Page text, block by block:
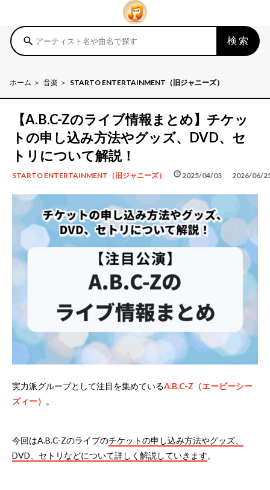
search 検索
ホーム 音楽 STARTO ENTERTAINMENT（旧ジャニーズ）
【A.B.C-Zのライブ情報まとめ】チケッ
トの申し込み方法やグッズ、DVD、セ
トリについて解説！
STARTO ENTERTAINMENT（旧ジャニーズ） schedule 2025/04/03
update 2026/06/
実力派グループとして注目を集めているA.B.C-Z（エービーシー
ズィー） 。
今回はA.B.C-Zのライブのチケットの申し込み方法やグッズ、
DVD、セトリなどについて詳しく解説していきます。